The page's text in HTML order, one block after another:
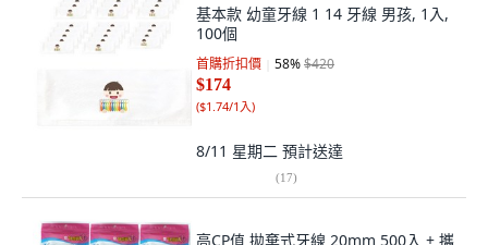
基本款 幼童牙線 1 14 牙線 男孩, 1入,
100個
首購折扣價 58%$420
$174
($1.74/1入)
8/11 星期二 預計送達
(17)
高CP值 拋棄式牙線 20mm 500入 + 攜